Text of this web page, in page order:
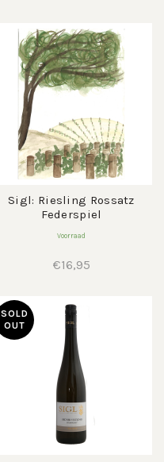
Sigl: Riesling Rossatz
Federspiel
Voorraad
€16,95
SOLD
OUT